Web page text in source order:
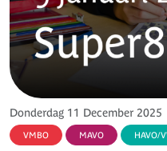
Donderdag 11 December 2025
VMBO MAVO HAVO/